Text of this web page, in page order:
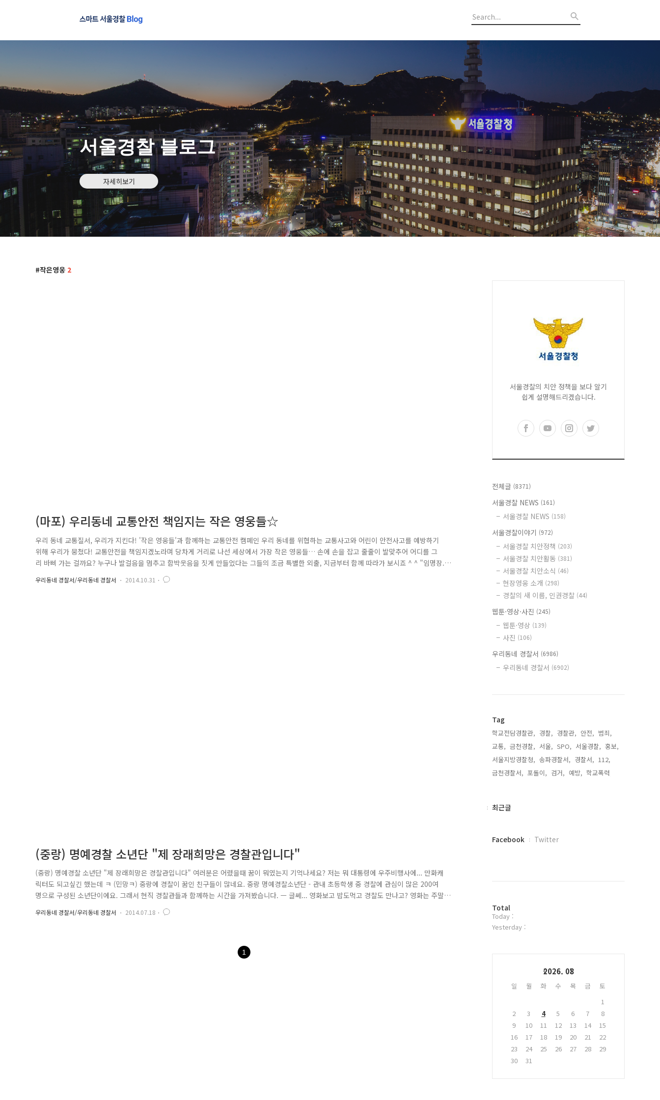
서울경찰 블로그
자세히보기
작은영웅 2
(마포) 우리동네 교통안전 책임지는 작은 영웅들☆
우리 동네 교통질서, 우리가 지킨다! '작은 영웅들'과 함께하는 교통안전 캠페인 우리 동네를 위협하는 교통사고와 어린이 안전사고를 예방하기
위해 우리가 뭉쳤다! 교통안전을 책임지겠노라며 당차게 거리로 나선 세상에서 가장 작은 영웅들… 손에 손을 잡고 줄줄이 발맞추어 어디를 그
리 바삐 가는 걸까요? 누구나 발걸음을 멈추고 함박웃음을 짓게 만들었다는 그들의 조금 특별한 외출, 지금부터 함께 따라가 보시죠 ^ ^ "임명장.
염리어린이집 신우진! 위 어린이는 교통안전에 관한 기본 교육과정을 이수하고 앞으로 교통안전 규칙을 잘 지키는 어린이가 되겠다는 약속을 하
였기에 「교통안전지킴이」로 임명합니다." 임명장 목걸이가 수여되자 뜨거운 박수가 쏟아집니다. 오늘의 작은 영웅들의 정체는 바로! 교통안전
우리동네 경찰서/우리동네 경찰서 2014.10.31
(중랑) 명예경찰 소년단 "제 장래희망은 경찰관입니다"
(중랑) 명예경찰 소년단 "제 장래희망은 경찰관입니다" 여러분은 어렸을때 꿈이 뭐였는지 기억나세요? 저는 뭐 대통령에 우주비행사에... 만화캐
릭터도 되고싶긴 했는데 ㅋ (민망ㅋ) 중랑에 경찰이 꿈인 친구들이 많네요. 중랑 명예경찰소년단 - 관내 초등학생 중 경찰에 관심이 많은 200여
명으로 구성된 소년단이에요. 그래서 현직 경찰관들과 함께하는 시간을 가져봤습니다. ㅡ 글쎄... 영화보고 밥도먹고 경찰도 만나고? 영화는 주말
에 보세요 오늘은 경찰박물관 견학을 갈겁니다!! 친구들을 환영하기 위해 포돌이 포순이가 나섰어요 ㅡ 애들아, 안에 사람있는거 아니야~ 때리는
거 아니야~ 출발전 기념사진 한 컷 찍었어요 ㅡ 단체사진은 화이팅이 진리 경찰박물관은 6층 영상관 / 5층 역사의 장 / 4층 이해의 장 / 2층 ..
우리동네 경찰서/우리동네 경찰서 2014.07.18
1
서울경찰의 치안 정책을 보다 알기
쉽게 설명해드리겠습니다.
전체글 (8371)
서울경찰 NEWS (161)
서울경찰 NEWS (158)
서울경찰이야기 (972)
서울경찰 치안정책 (203)
서울경찰 치안활동 (381)
서울경찰 치안소식 (46)
현장영웅 소개 (298)
경찰의 새 이름, 인권경찰 (44)
웹툰·영상·사진 (245)
웹툰·영상 (139)
사진 (106)
우리동네 경찰서 (6986)
우리동네 경찰서 (6902)
Tag
학교전담경찰관, 경찰, 경찰관, 안전, 범죄,
교통, 금천경찰, 서울, SPO, 서울경찰, 홍보,
서울지방경찰청, 송파경찰서, 경찰서, 112,
금천경찰서, 포돌이, 검거, 예방, 학교폭력,
최
최근글
페
플
러
그
Facebook Twitter
방
문
자
Total
Today :
Yesterday :
2026. 08
일 월 화 수 목 금
토
1
2
3 4 5 6 7
8
9
10 11 12 13 14
15
16
17 18 19 20 21
22
23
24 25 26 27 28
29
30
31